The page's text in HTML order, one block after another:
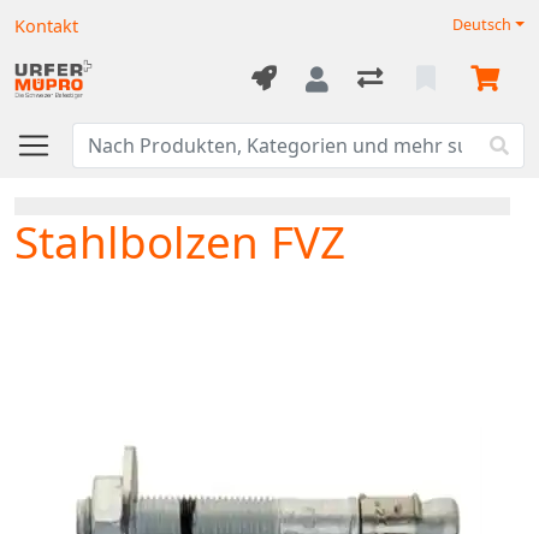
Kontakt Deutsch
Stahlbolzen FVZ